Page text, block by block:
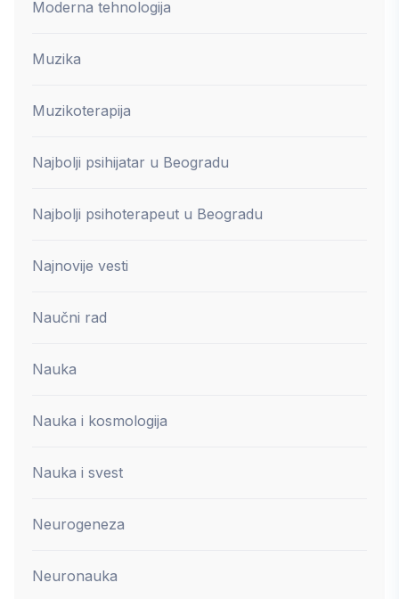
Moderna tehnologija
Muzika
Muzikoterapija
Najbolji psihijatar u Beogradu
Najbolji psihoterapeut u Beogradu
Najnovije vesti
Naučni rad
Nauka
Nauka i kosmologija
Nauka i svest
Neurogeneza
Neuronauka